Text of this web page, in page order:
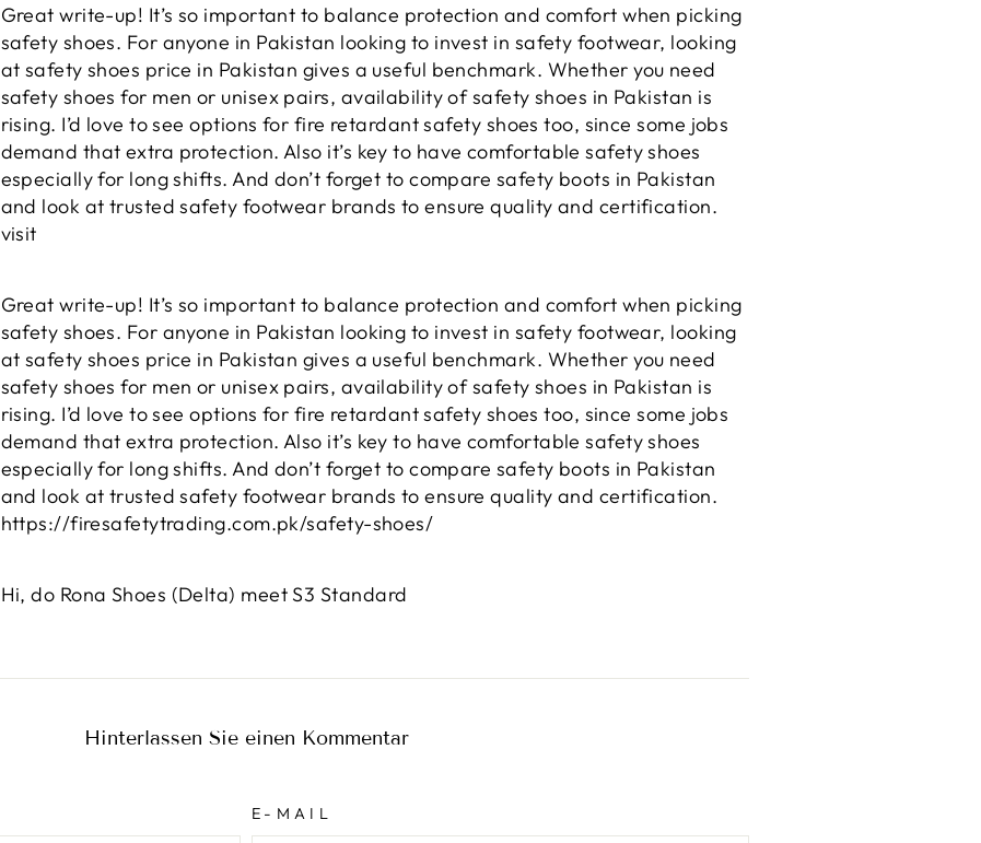
Great write-up! It’s so important to balance protection and comfort when picking
safety shoes. For anyone in Pakistan looking to invest in safety footwear, looking
at safety shoes price in Pakistan gives a useful benchmark. Whether you need
safety shoes for men or unisex pairs, availability of safety shoes in Pakistan is
rising. I’d love to see options for fire retardant safety shoes too, since some jobs
demand that extra protection. Also it’s key to have comfortable safety shoes
especially for long shifts. And don’t forget to compare safety boots in Pakistan
and look at trusted safety footwear brands to ensure quality and certification.
visit
Great write-up! It’s so important to balance protection and comfort when picking
safety shoes. For anyone in Pakistan looking to invest in safety footwear, looking
at safety shoes price in Pakistan gives a useful benchmark. Whether you need
safety shoes for men or unisex pairs, availability of safety shoes in Pakistan is
rising. I’d love to see options for fire retardant safety shoes too, since some jobs
demand that extra protection. Also it’s key to have comfortable safety shoes
especially for long shifts. And don’t forget to compare safety boots in Pakistan
and look at trusted safety footwear brands to ensure quality and certification.
https://firesafetytrading.com.pk/safety-shoes/
Hi, do Rona Shoes (Delta) meet S3 Standard
Hinterlassen Sie einen Kommentar
E-MAIL